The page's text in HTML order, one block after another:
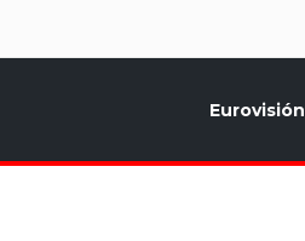
Eurovisión